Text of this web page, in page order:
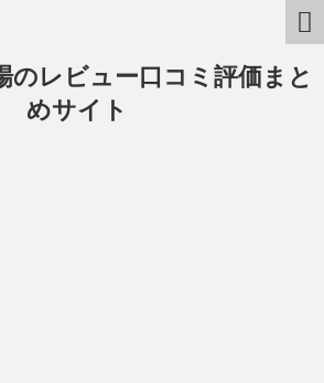
のレビュー口コミ評価まと
めサイト